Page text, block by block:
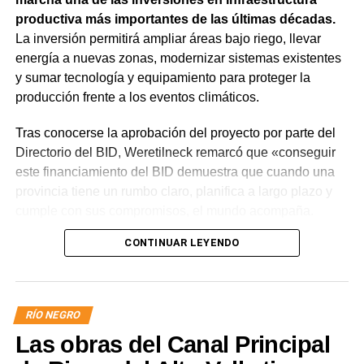
productiva más importantes de las últimas décadas.
La inversión permitirá ampliar áreas bajo riego, llevar
energía a nuevas zonas, modernizar sistemas existentes
y sumar tecnología y equipamiento para proteger la
producción frente a los eventos climáticos.
Tras conocerse la aprobación del proyecto por parte del
Directorio del BID, Weretilneck remarcó que «conseguir
este financiamiento del BID demuestra que cuando una
provincia tiene un rumbo claro, planifica a largo plazo y
Estos fondos llegan porque Río Negro tiene un proyecto
de desarrollo serio, con obras concretas y una visión de
El monto total del Programa es de US$ 85 millones.
De ese total, US$ 80 millones serán financiados con
recursos del Banco Interamericano de Desarrollo y
CONTINUAR LEYENDO
RÍO NEGRO
Las obras del Canal Principal